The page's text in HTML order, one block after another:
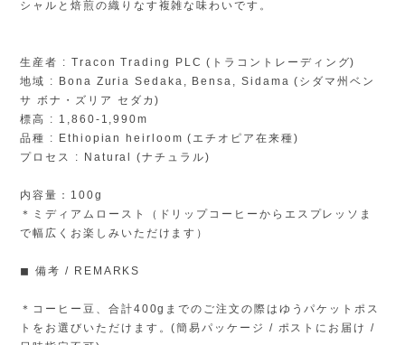
シャルと焙煎の織りなす複雑な味わいです。
生産者 : Tracon Trading PLC (トラコントレーディング)
地域 : Bona Zuria Sedaka, Bensa, Sidama (シダマ州ベン
サ ボナ・ズリア セダカ)
標高 : 1,860-1,990m
品種 : Ethiopian heirloom (エチオピア在来種)
プロセス : Natural (ナチュラル)
内容量：100g
＊ミディアムロースト（ドリップコーヒーからエスプレッソま
で幅広くお楽しみいただけます）
◼︎ 備考 / REMARKS
＊コーヒー豆、合計400gまでのご注文の際はゆうパケットポス
トをお選びいただけます。(簡易パッケージ / ポストにお届け /